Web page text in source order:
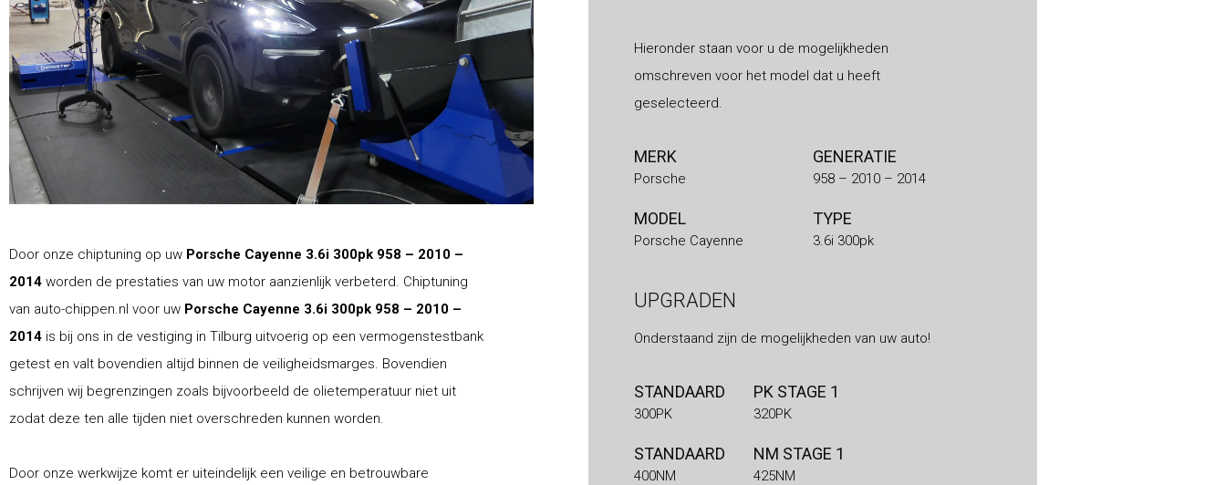
Door onze chiptuning op uw Porsche Cayenne 3.6i 300pk 958 – 2010 –
2014 worden de prestaties van uw motor aanzienlijk verbeterd. Chiptuning
van auto-chippen.nl voor uw Porsche Cayenne 3.6i 300pk 958 – 2010 –
2014 is bij ons in de vestiging in Tilburg uitvoerig op een vermogenstestbank
getest en valt bovendien altijd binnen de veiligheidsmarges. Bovendien
schrijven wij begrenzingen zoals bijvoorbeeld de olietemperatuur niet uit
zodat deze ten alle tijden niet overschreden kunnen worden.
Door onze werkwijze komt er uiteindelijk een veilige en betrouwbare
Hieronder staan voor u de mogelijkheden
omschreven voor het model dat u heeft
geselecteerd.
MERK
Porsche
GENERATIE
958 – 2010 – 2014
MODEL
Porsche Cayenne
TYPE
3.6i 300pk
UPGRADEN
Onderstaand zijn de mogelijkheden van uw auto!
STANDAARD
300PK
PK STAGE 1
320PK
STANDAARD
400NM
NM STAGE 1
425NM